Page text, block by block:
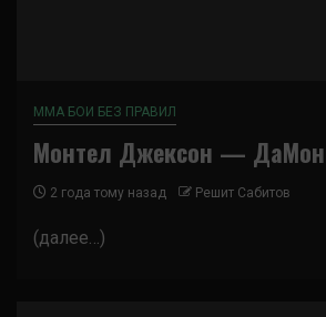
ММА БОИ БЕЗ ПРАВИЛ
Монтел Джексон —
2 года тому назад Решит Сабитов
(далее…)